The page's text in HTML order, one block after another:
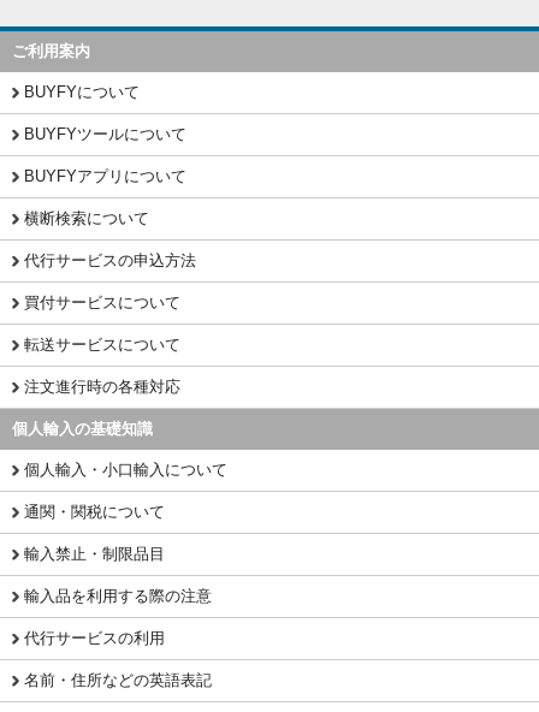
ご利用案内
BUYFYについて
BUYFYツールについて
BUYFYアプリについて
横断検索について
代行サービスの申込方法
買付サービスについて
転送サービスについて
注文進行時の各種対応
個人輸入の基礎知識
個人輸入・小口輸入について
通関・関税について
輸入禁止・制限品目
輸入品を利用する際の注意
代行サービスの利用
名前・住所などの英語表記